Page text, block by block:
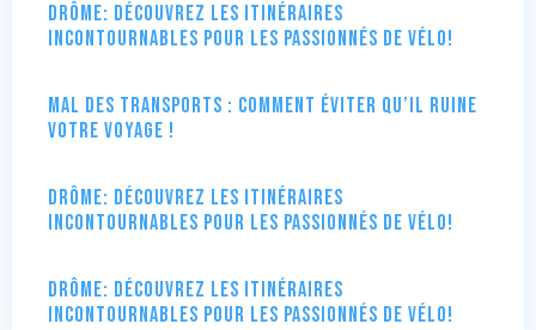
Drôme: Découvrez les itinéraires
incontournables pour les passionnés de vélo!
Mal des transports : comment éviter qu’il ruine
votre voyage !
Drôme: Découvrez les itinéraires
incontournables pour les passionnés de vélo!
Drôme: Découvrez les itinéraires
incontournables pour les passionnés de vélo!